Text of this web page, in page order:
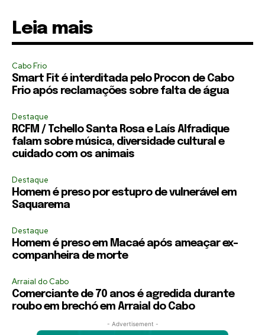
Leia mais
Cabo Frio
Smart Fit é interditada pelo Procon de Cabo
Frio após reclamações sobre falta de água
Destaque
RCFM / Tchello Santa Rosa e Laís Alfradique
falam sobre música, diversidade cultural e
cuidado com os animais
Destaque
Homem é preso por estupro de vulnerável em
Saquarema
Destaque
Homem é preso em Macaé após ameaçar ex-
companheira de morte
Arraial do Cabo
Comerciante de 70 anos é agredida durante
roubo em brechó em Arraial do Cabo
- Advertisement -